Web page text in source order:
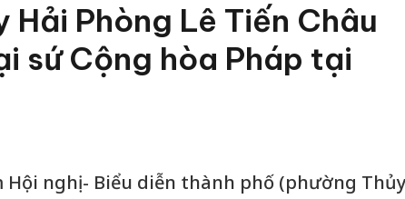
Hải Phòng Lê Tiến Châu
sứ Cộng hòa Pháp tại
nghị - Biểu diễn thành phố (phường Thủy